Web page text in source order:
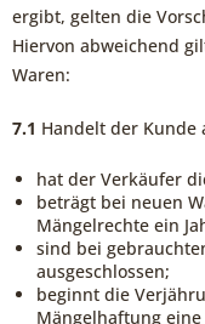
ergibt, gelten die
Hiervon abweichend
Waren:
7.1 Handelt der Kunde
hat der Verkäufer
beträgt bei neuen
Mängelrechte ein
sind bei
ausgeschlossen;
beginnt die
Mängelhaftung